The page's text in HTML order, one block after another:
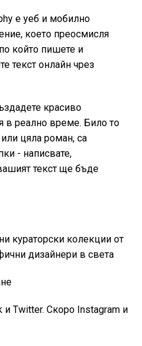
е уеб и мобилно
което преосмисля
който пишете и
текст онлайн чрез
красиво
реално време. Било то
цяла роман, са
- написвате,
текст ще бъде
кураторски колекции от
дизайнери в света
Twitter. Скоро Instagram и